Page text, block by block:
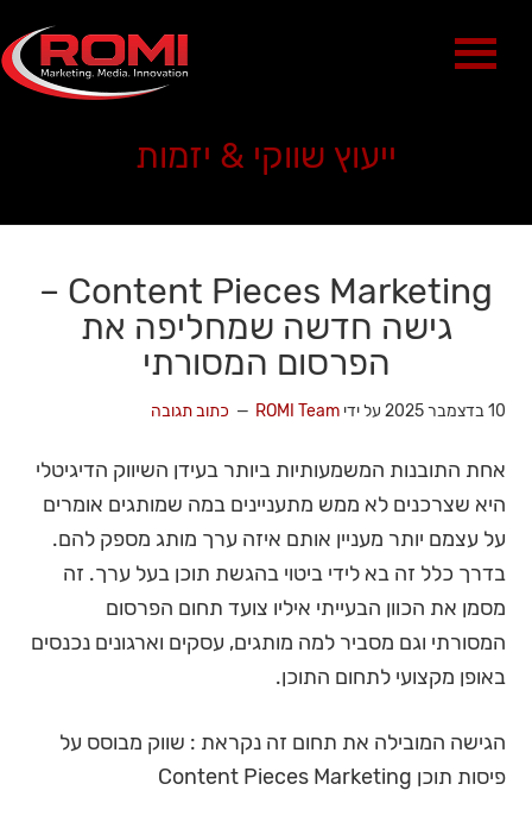
ייעוץ שווקי & יזמות
Content Pieces Marketing –
גישה חדשה שמחליפה את
הפרסום המסורתי
10 בדצמבר 2025 על ידיROMI Team כתוב תגובה
אחת התובנות המשמעותיות ביותר בעידן השיווק הדיגיטלי
היא שצרכנים לא ממש מתעניינים במה שמותגים אומרים
על עצמם יותר מעניין אותם איזה ערך מותג מספק להם.
בדרך כלל זה בא לידי ביטוי בהגשת תוכן בעל ערך. זה
מסמן את הכוון הבעייתי איליו צועד תחום הפרסום
המסורתי וגם מסביר למה מותגים, עסקים וארגונים נכנסים
באופן מקצועי לתחום התוכן.
הגישה המובילה את תחום זה נקראת : שווק מבוסס על
פיסות תוכן Content Pieces Marketing